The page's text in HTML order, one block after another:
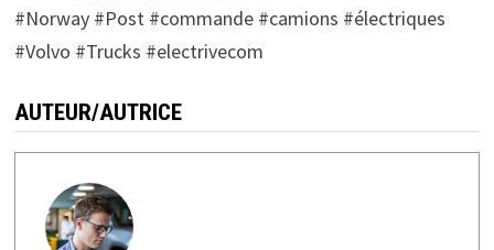
#Norway #Post #commande #camions #électriques
#Volvo #Trucks #electrivecom
AUTEUR/AUTRICE